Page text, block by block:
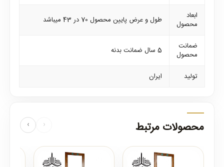
ابعاد
محصول
طول و عرض پایین محصول 70 در 43 میباشد
ضمانت
محصول
5 سال ضمانت بدنه
تولید ایران
محصولات مرتبط ‹
›